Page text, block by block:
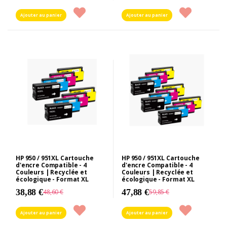
Ajouter au panier Ajouter au panier
HP 950 / 951XL Cartouche
d'encre Compatible - 4
Couleurs | Recyclée et
écologique - Format XL
38,88 €48,60 €
Ajouter au panier
HP 950 / 951XL Cartouche
d'encre Compatible - 4
Couleurs | Recyclée et
écologique - Format XL
47,88 €59,85 €
Ajouter au panier